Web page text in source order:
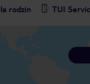
rodzin
TUI